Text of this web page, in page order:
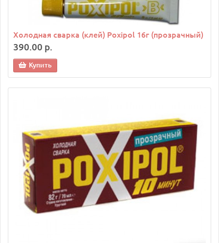
Холодная сварка (клей) Poxipol 16г (прозрачный)
390.00 р.
Купить